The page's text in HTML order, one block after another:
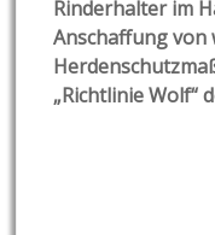
Rinderhalter im
Anschaffung von
„Richtlinie Wolf“